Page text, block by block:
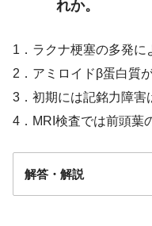
れか。
1．ラクナ梗塞の多発に
2．アミロイドβ蛋白質
3．初期には記銘力障害
4．MRI検査では前頭葉
解答・解説